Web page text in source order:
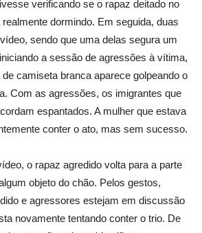
verificando se o rapaz deitado no
dormindo. Em seguida, duas
sendo que uma delas segura um
a sessão de agressões à vítima,
camiseta branca aparece golpeando o
Com as agressões, os imigrantes que
espantados. A mulher que estava
conter o ato, mas sem sucesso.
o rapaz agredido volta para a parte
objeto do chão. Pelos gestos,
e agressores estejam em discussão
novamente tentando conter o trio. De